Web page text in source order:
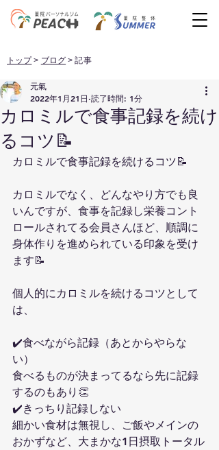
トップ> ブログ > 記事
カロミルで食事記録を続け
るコツ📝
元氣
2022年1月21日 読了時間: 1分
カロミルで食事記録を続けるコツ📝
カロミルでなく、どんなやり方でも良
いんですが、食事を記録し栄養コント
ロールされてる会員さんほど、順調に
身体作りを進められている印象を受け
ます📝
個人的にカロミルを続けるコツとして
は、
✔️食べながら記録（あとからやらな
い）
食べるものが決まってるなら先に記録
するのもあり👏
✔️きっちり記録しない
細かい食材は無視し、ご飯やメインの
おかずなど、大まかな1日摂取トータル